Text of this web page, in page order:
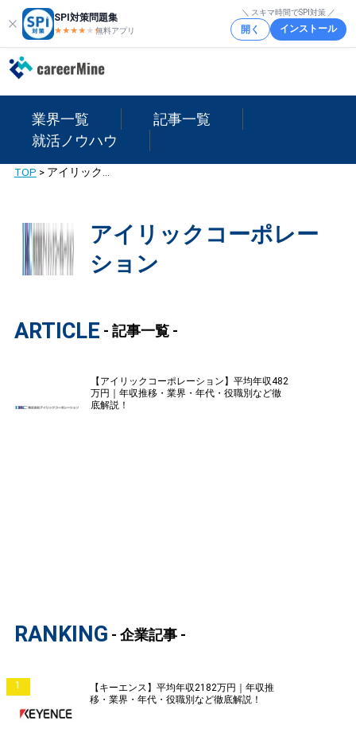
SPI対策問題集
★★★★ ★★
無料アプリ
＼ スキマ時間でSPI対策 ／
開く インストール
業界一覧
記事一覧
就活ノウハウ
TOP >
アイリックコーポレー
ション
ARTICLE - 記事一覧 -
【アイリックコーポレーション】平均年収482
万円｜年収推移・業界・年代・役職別など徹
底解説！
RANKING - 企業記事 -
1
【キーエンス】平均年収2182万円｜年収推
移・業界・年代・役職別など徹底解説！